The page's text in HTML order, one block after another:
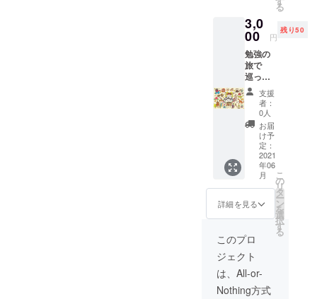
る
3,0
00 円
残り50
勉強の
旅で
巡った
ご当地
パー
ツ！い
わゆる
観光名
所にち
なんだ
パーツ
を使っ
たアク
セサ
リーを
プ作成
し、郵
送させ
ていた
だきま
す！！
世界に
支援
者：
0人
お届
け予
定：
2021
年06
月
詳細を見る
こ
の
リ
タ
ー
ン
を
選
択
す
る
このプロ
ジェクト
は、All-or-
Nothing方式